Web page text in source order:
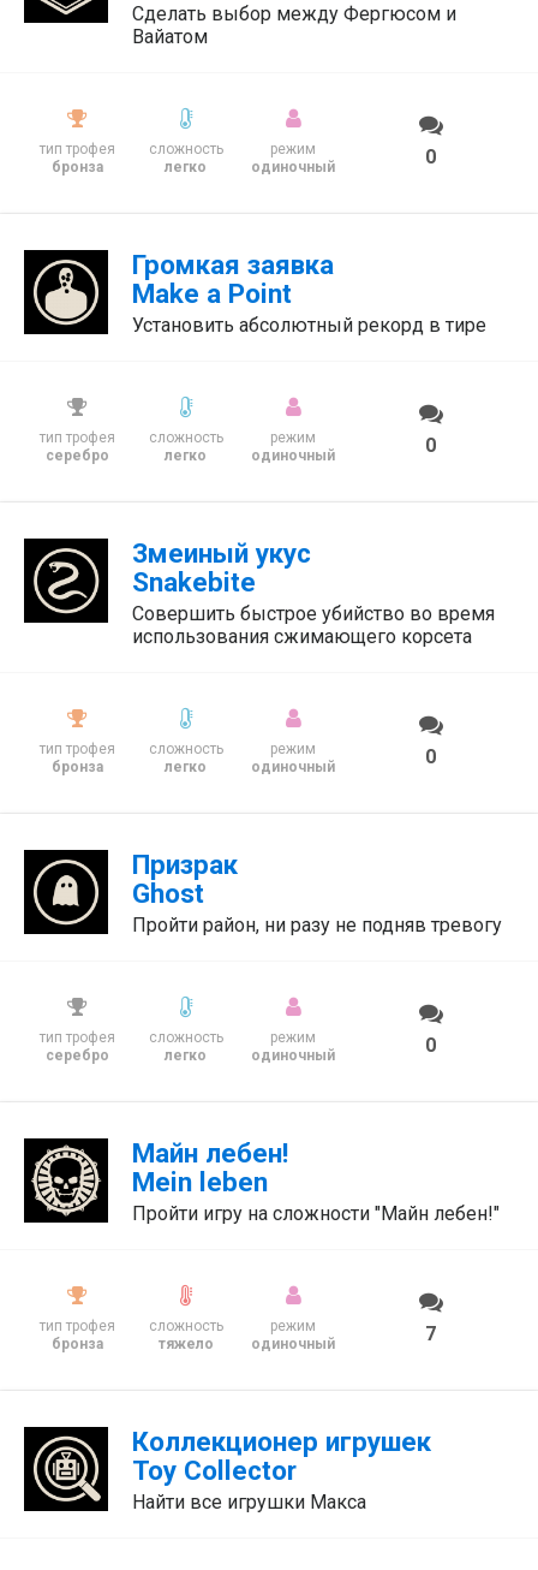
Сделать выбор между Фергюсом и
Вайатом
тип трофея
бронза
сложность
легко
режим
одиночный
0
Громкая заявка
Make a Point
Установить абсолютный рекорд в тире
тип трофея
серебро
сложность
легко
режим
одиночный
0
Змеиный укус
Snakebite
Совершить быстрое убийство во время
использования сжимающего корсета
тип трофея
бронза
сложность
легко
режим
одиночный
0
Призрак
Ghost
Пройти район, ни разу не подняв тревогу
тип трофея
серебро
сложность
легко
режим
одиночный
0
Майн лебен!
Mein leben
Пройти игру на сложности "Майн лебен!"
тип трофея
бронза
сложность
тяжело
режим
одиночный
7
Коллекционер игрушек
Toy Collector
Найти все игрушки Макса